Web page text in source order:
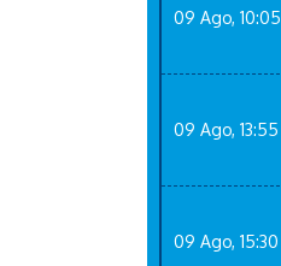
09 Ago, 10:05
09 Ago, 13:55
09 Ago, 15:30